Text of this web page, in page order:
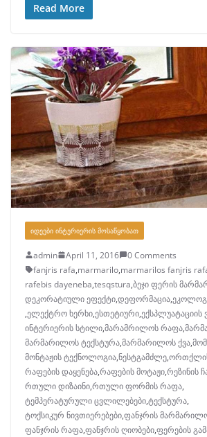
Read More
ᲘᲓᲔᲔᲑᲘ ᲘᲜᲢᲔᲠᲘᲔᲠᲘᲡ ᲛᲝᲡᲐᲬᲧᲝᲑᲐᲗ
admin April 11, 2016
0 Comments
fanjris rafa,marmarilo,marmarilos fanjris
rafebis dayeneba,tesqstura,ბეჯი ფერის
დეკორატიული ეფექტი,დეფორმაცია,
,ელექტრო ხერხი,ესთეტიური,ექსპლუატაციის
ინტერიერის სტილი,მარამრილოს რაფა,
მარმარილოს ტექსტურა,მარმარილოს ქვა,
მონტაჟის ტექნოლოგია,ნესტგამძლე,
რაფების დაყენება,რაფების მოტაჟი,რეზინის
რთული დიზაინი,რთული ფორმის რაფა,
ტემპერატურული ცვლილებები,ტექსტურა,
ტოქსიკურ ნივთიერებები,ფანჯრის
ფანჯრის რაფა,ფანჯრის ღიობები,ფერების